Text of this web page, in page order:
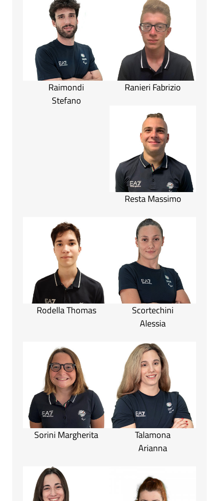
Raimondi
Stefano
Ranieri Fabrizio
Resta Massimo
Rodella Thomas
Scortechini
Alessia
Sorini Margherita
Talamona
Arianna